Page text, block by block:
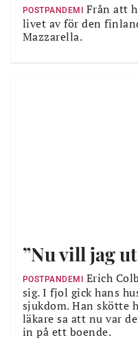
POSTPANDEMI Från att
livet av för den
Mazzarella.
”Nu vill jag
POSTPANDEMI Erich
sig. I fjol gick hans
sjukdom. Han skötte
läkare sa att nu var
in på ett boende.